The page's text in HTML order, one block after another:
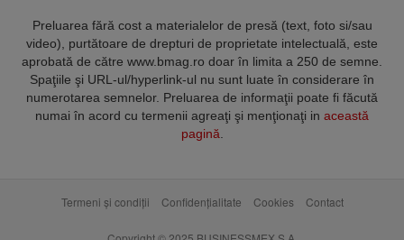
Preluarea fără cost a materialelor de presă (text, foto si/sau
video), purtătoare de drepturi de proprietate intelectuală, este
aprobată de către www.bmag.ro doar în limita a 250 de semne.
Spaţiile şi URL-ul/hyperlink-ul nu sunt luate în considerare în
numerotarea semnelor. Preluarea de informaţii poate fi făcută
numai în acord cu termenii agreaţi şi menţionaţi in această
pagină
Termeni și condiții Confidențialitate Cookies Contact